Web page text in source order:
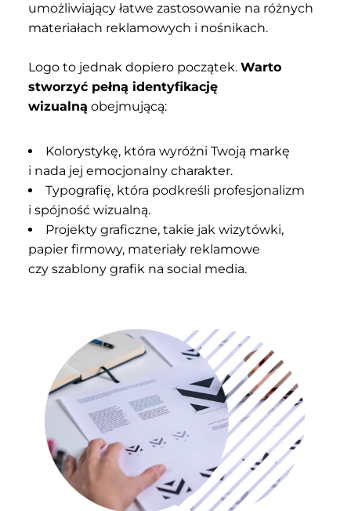
umożliwiający łatwe zastosowanie na różnych
materiałach reklamowych i nośnikach.
Logo to jednak dopiero początek. Warto
stworzyć pełną identyfikację
wizualną obejmującą:
Kolorystykę, która wyróżni Twoją markę
i nada jej emocjonalny charakter.
Typografię, która podkreśli profesjonalizm
i spójność wizualną.
Projekty graficzne, takie jak wizytówki,
papier firmowy, materiały reklamowe
czy szablony grafik na social media.